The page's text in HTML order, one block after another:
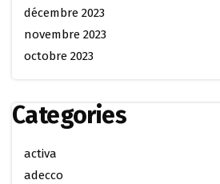
décembre 2023
novembre 2023
octobre 2023
Categories
activa
adecco